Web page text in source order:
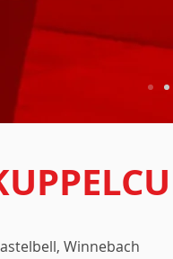
Winnebach